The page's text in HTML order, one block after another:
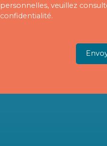
personnelles, veuillez
confidentialité.